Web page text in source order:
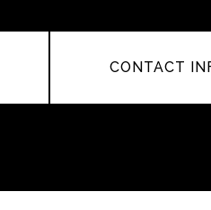
CONTACT